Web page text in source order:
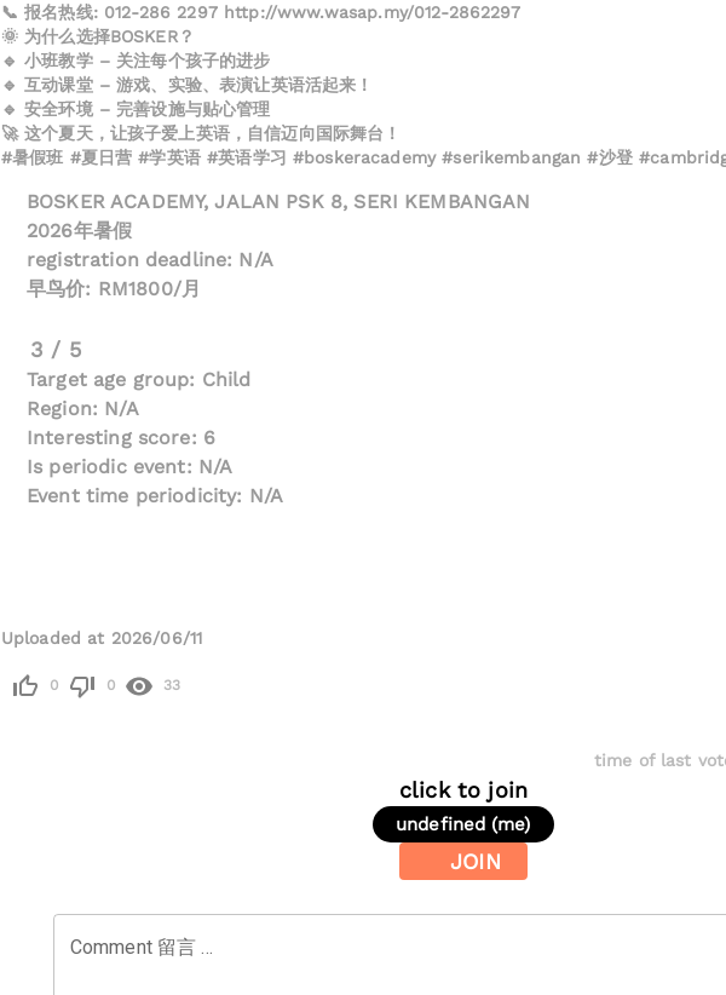
📞 报名热线: 012-286 2297 http://www.wasap.my/012-2862297
🌞 为什么选择BOSKER？
🔹 小班教学 – 关注每个孩子的进步
🔹 互动课堂 – 游戏、实验、表演让英语活起来！
🔹 安全环境 – 完善设施与贴心管理
🚀 这个夏天，让孩子爱上英语，自信迈向国际舞台！
#暑假班 #夏日营 #学英语 #英语学习 #boskeracademy #serikembangan #沙登
BOSKER ACADEMY, JALAN PSK 8, SERI KEMBANGAN
2026年暑假
registration deadline: N/A
早鸟价: RM1800/月
3 / 5
Target age group: Child
Region: N/A
Interesting score: 6
Is periodic event: N/A
Event time periodicity: N/A
Uploaded at 2026/06/11
0 0 33
time of last
click to join
undefined (me)
JOIN
Comment 留言 ...